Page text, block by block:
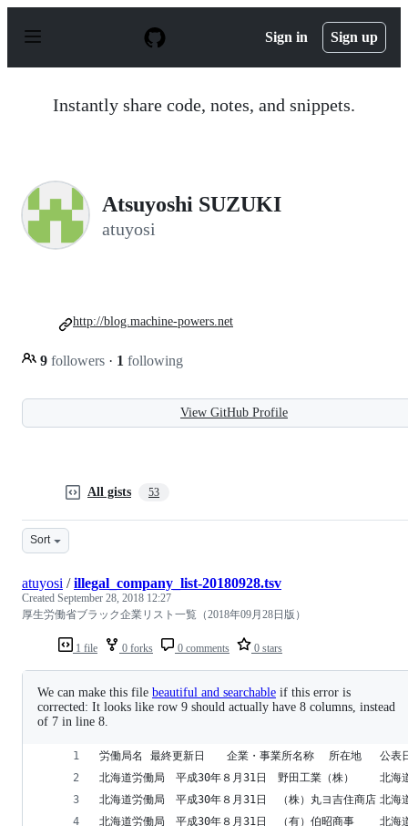
p
Sign in Sign up
Instantly share code, notes, and snippets.
Atsuyoshi SUZUKI
atuyosi
9 followers · 1 following
http://blog.machine-powers.net
View GitHub Profile
All gists 53
Sort
1 file 0 forks 0 comments 0 stars
atuyosi /illegal_company_list-20180928.tsv
Created September 28, 2018 12:27
厚生労働省ブラック企業リスト一覧（2018年09月28日版）
We can make this file beautiful and searchable if this error is
corrected: It looks like row 9 should actually have 8 columns, instead
of 7 in line 8.